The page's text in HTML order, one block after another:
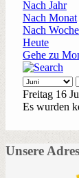
Nach Jahr
Nach Monat
Nach Woche
Heute
Gehe zu
Freitag 16
Es wurden
Unsere